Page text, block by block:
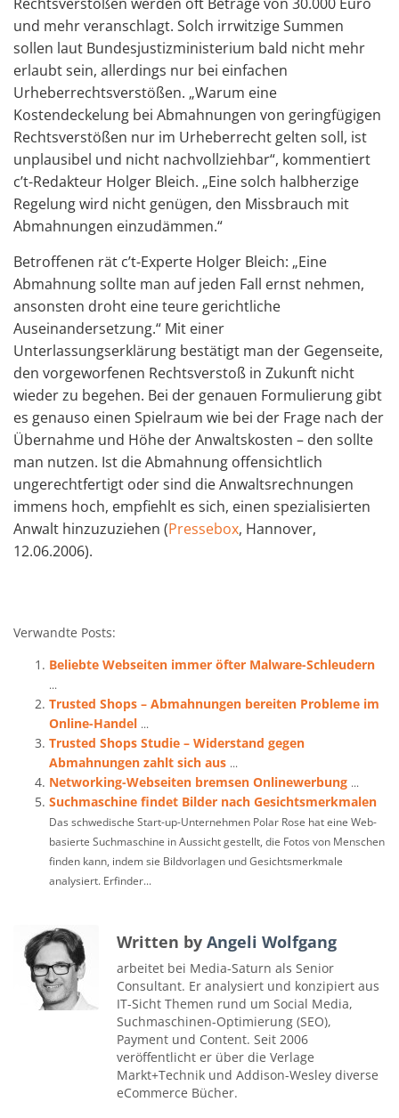
und mehr veranschlagt. Solch irrwitzige Summen
sollen laut Bundesjustizministerium bald nicht mehr
erlaubt sein, allerdings nur bei einfachen
Urheberrechtsverstößen. „Warum eine
Kostendeckelung bei Abmahnungen von geringfügigen
Rechtsverstößen nur im Urheberrecht gelten soll, ist
unplausibel und nicht nachvollziehbar“, kommentiert
c’t-Redakteur Holger Bleich. „Eine solch halbherzige
Regelung wird nicht genügen, den Missbrauch mit
Abmahnungen einzudämmen.“
Betroffenen rät c’t-Experte Holger Bleich: „Eine
Abmahnung sollte man auf jeden Fall ernst nehmen,
ansonsten droht eine teure gerichtliche
Auseinandersetzung.“ Mit einer
Unterlassungserklärung bestätigt man der Gegenseite,
den vorgeworfenen Rechtsverstoß in Zukunft nicht
wieder zu begehen. Bei der genauen Formulierung gibt
es genauso einen Spielraum wie bei der Frage nach der
Übernahme und Höhe der Anwaltskosten – den sollte
man nutzen. Ist die Abmahnung offensichtlich
ungerechtfertigt oder sind die Anwaltsrechnungen
immens hoch, empfiehlt es sich, einen spezialisierten
Anwalt hinzuzuziehen (Pressebox, Hannover,
12.06.2006).
Verwandte Posts:
Beliebte Webseiten immer öfter Malware-Schleudern
...
Trusted Shops – Abmahnungen bereiten Probleme im
Online-Handel ...
Trusted Shops Studie – Widerstand gegen
Abmahnungen zahlt sich aus ...
Networking-Webseiten bremsen Onlinewerbung ...
Suchmaschine findet Bilder nach Gesichtsmerkmalen
Das schwedische Start-up-Unternehmen Polar Rose hat eine Web-
basierte Suchmaschine in Aussicht gestellt, die Fotos von Menschen
finden kann, indem sie Bildvorlagen und Gesichtsmerkmale
analysiert. Erfinder...
Written by Angeli Wolfgang
arbeitet bei Media-Saturn als Senior
Consultant. Er analysiert und konzipiert aus
IT-Sicht Themen rund um Social Media,
Suchmaschinen-Optimierung (SEO),
Payment und Content. Seit 2006
veröffentlicht er über die Verlage
Markt+Technik und Addison-Wesley diverse
eCommerce Bücher.